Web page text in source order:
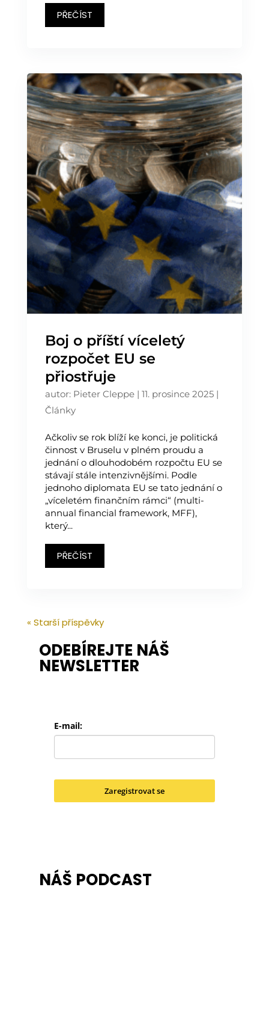
PŘEČÍST
Boj o příští víceletý
rozpočet EU se
přiostřuje
autor: Pieter Cleppe| 11. prosince 2025|
Články
Ačkoliv se rok blíží ke konci, je politická
činnost v Bruselu v plném proudu a
jednání o dlouhodobém rozpočtu EU se
stávají stále intenzivnějšími. Podle
jednoho diplomata EU se tato jednání o
„víceletém finančním rámci“ (multi-
annual financial framework, MFF),
který...
PŘEČÍST
« Starší příspěvky
ODEBÍREJTE NÁŠ
NEWSLETTER
E-mail:
Zaregistrovat se
NÁŠ PODCAST